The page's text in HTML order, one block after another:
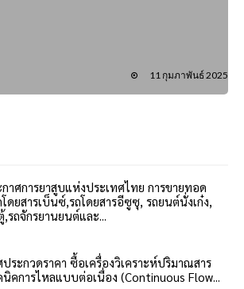
11 กุมภาพันธ์ 2025
าศการยาสูบแห่งประเทศไทย การขายทอด
ดยสารเบ็นซ์,รถโดยสารอีซูซุ, รถยนต์นั่งเก๋ง,
รถจักรยานยนต์และ...
ระกวดราคา ซื้อเครื่องวิเคราะห์ปริมาณสาร
นิคการไหลแบบต่อเนื่อง (Continuous Flow...